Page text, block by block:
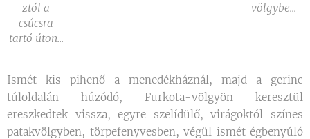
ztól a
csúcsra
tartó úton...
völgybe...
Ismét kis pihenő a menedékháznál, majd a gerinc
túloldalán húzódó, Furkota-völgyön keresztül
ereszkedtek vissza, egyre szelídülő, virágoktól színes
patakvölgyben, törpefenyvesben, végül ismét égbenyúló